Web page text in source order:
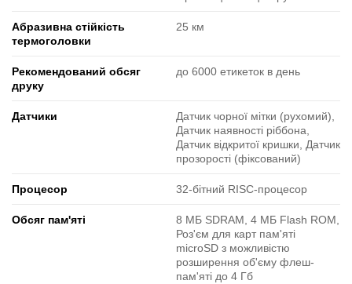
Абразивна стійкість
термоголовки
25 км
Рекомендований обсяг
друку
до 6000 етикеток в день
Датчики
Датчик чорної мітки (рухомий),
Датчик наявності ріббона,
Датчик відкритої кришки, Датчик
прозорості (фіксований)
Процесор 32-бітний RISC-процесор
Обсяг пам'яті
8 МБ SDRAM, 4 МБ Flash ROM,
Роз'єм для карт пам'яті
microSD з можливістю
розширення об'єму флеш-
пам'яті до 4 Гб